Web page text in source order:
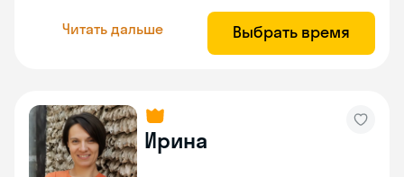
Читать дальше Выбрать время
Ирина